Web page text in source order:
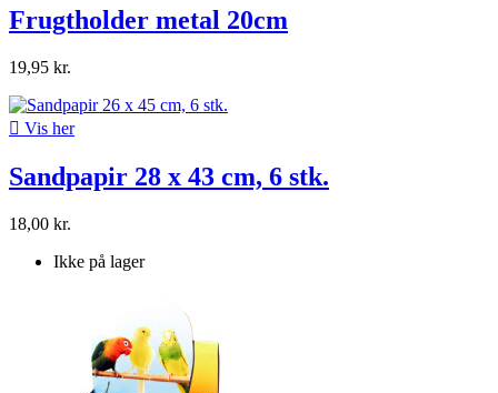
Frugtholder metal 20cm
19,95 kr.
 Vis her
Sandpapir 28 x 43 cm, 6 stk.
18,00 kr.
Ikke på lager